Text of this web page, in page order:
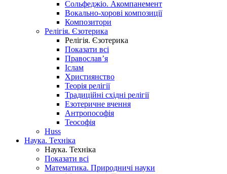
Сольфеджіо. Акомпанемент
Вокально-хорові композиції
Композитори
Релігія. Єзотерика
Релігія. Єзотерика
Показати всі
Православ’я
Іслам
Християнство
Теорія релігії
Традиційні східні релігії
Езотеричне вчення
Антропософія
Теософія
Huss
Наука. Техніка
Наука. Техніка
Показати всі
Математика. Природничі науки